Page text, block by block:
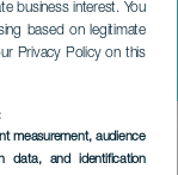
business interest. You
based on legitimate
Privacy Policy on this
measurement, audience
data, and identification